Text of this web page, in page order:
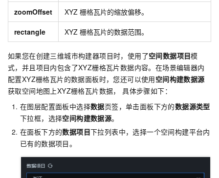
zoomOffset XYZ 栅格瓦片的缩放偏移。
rectangle XYZ 栅格瓦片的数据范围。
如果您在创建三维城市构建器项目时，使用了空间数据项目模
式，并且项目内包含了XYZ栅格瓦片数据内容。在场景编辑器内
配置XYZ栅格瓦片的数据面板时，您还可以使用空间构建数据源
获取空间地图上XYZ栅格瓦片数据， 具体步骤如下：
在图层配置面板中选择数据页签，单击面板下方的数据源类型
下拉框，选择空间构建数据源。
在面板下方的数据项目下拉列表中，选择一个空间构建平台内
已有的数据项目。